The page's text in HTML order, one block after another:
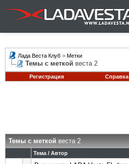
Лада Веста Клуб > Метки
Темы с меткой веста 2
Регистрация Справка
Темы с меткойвеста 2
Тема / Автор